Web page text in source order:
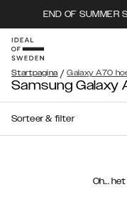
END OF SUMMER
Startpagina / Galaxy A70
Samsung Galaxy
Sorteer & filter
Oh...